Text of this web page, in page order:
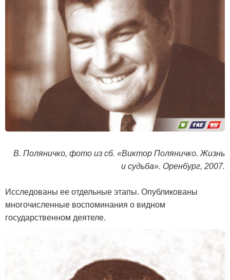
В. Поляничко, фото из сб. «Виктор Поляничко. Жизнь
и судьба». Оренбург, 2007.
Исследованы ее отдельные этапы. Опубликованы
многочисленные воспоминания о видном
государственном деятеле.